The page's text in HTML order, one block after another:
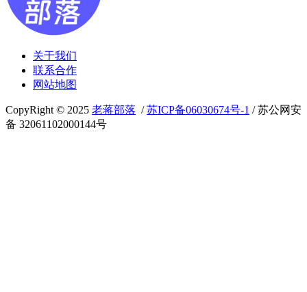
关于我们
联系合作
网站地图
CopyRight © 2025 老蒋部落 /苏ICP备06030674号-1 / 苏公网安
备 32061102000144号